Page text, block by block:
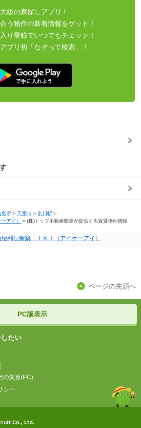
級の家探しアプリ！
う物件の新着情報をゲット！
り登録でいつでもチェック！
プリ初「なぞって検索」！
形県 > 天童市 > 乱川駅 >
アイ）
> (株)トップ不動産開発が提供する賃貸物件情報
利な新築 ＩＫＩ（アイケーアイ）
ページの先頭へ
PC版表示
たい
の変更(PC)
シー